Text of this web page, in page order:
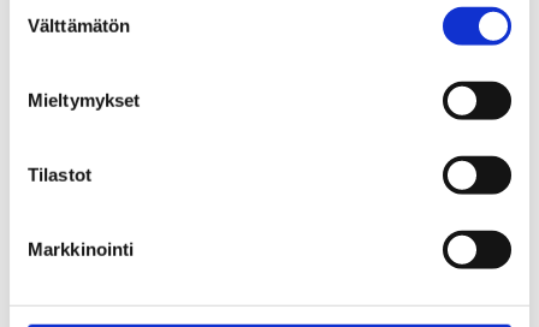
valinta
Välttämätön
Mieltymykset
Tilastot
Markkinointi
ja nuorista aikuisista suhtautuu
vaatii nyt entistä suurempaa